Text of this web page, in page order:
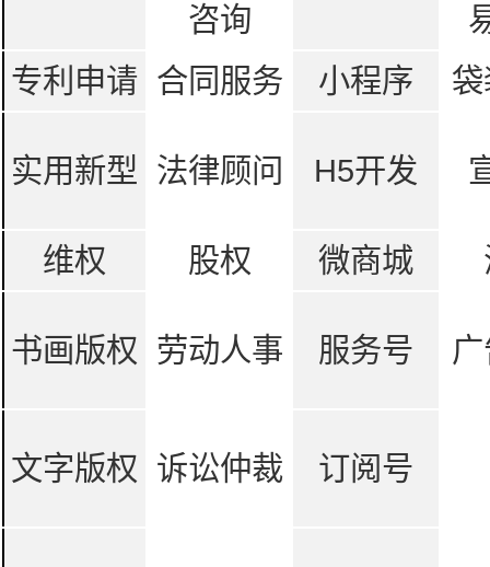
咨询
专利申请 合同服务 小程序
实用新型 法律顾问 H5开发
维权 股权 微商城
书画版权 劳动人事 服务号
文字版权 诉讼仲裁 订阅号